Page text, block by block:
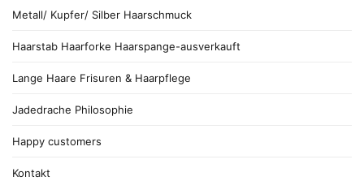
Metall/ Kupfer/ Silber Haarschmuck
Haarstab Haarforke Haarspange-ausverkauft
Lange Haare Frisuren & Haarpflege
Jadedrache Philosophie
Happy customers
Kontakt